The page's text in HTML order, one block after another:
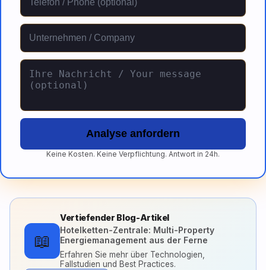
Analyse anfordern
Keine Kosten. Keine Verpflichtung. Antwort in 24h.
📖
Vertiefender Blog-Artikel
Hotelketten-Zentrale: Multi-Property
Energiemanagement aus der Ferne
Erfahren Sie mehr über Technologien,
Fallstudien und Best Practices.